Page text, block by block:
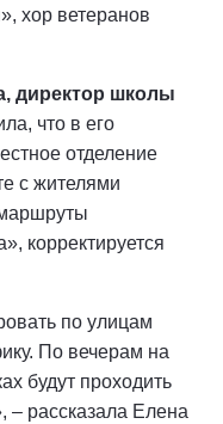
хор ветеранов
директор школы
что в его
отделение
с жителями
корректируется
по улицам
По вечерам на
будут проходить
– рассказала Елена